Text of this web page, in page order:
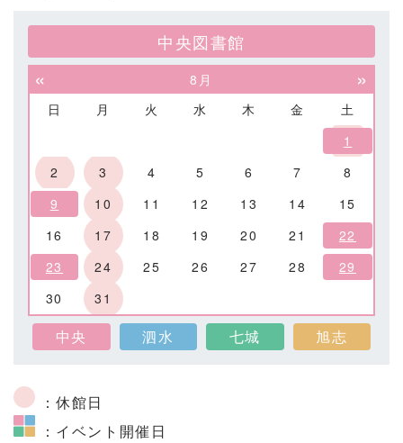
中央図書館
« 8月 »
日 月 火 水 木 金
土
1
2
3 4 5 6 7
8
9
10 11 12 13 14
15
16
17 18 19 20 21
22
23
24 25 26 27 28
29
30
31
中央 泗水 七城 旭志
：休館日
：イベント開催日